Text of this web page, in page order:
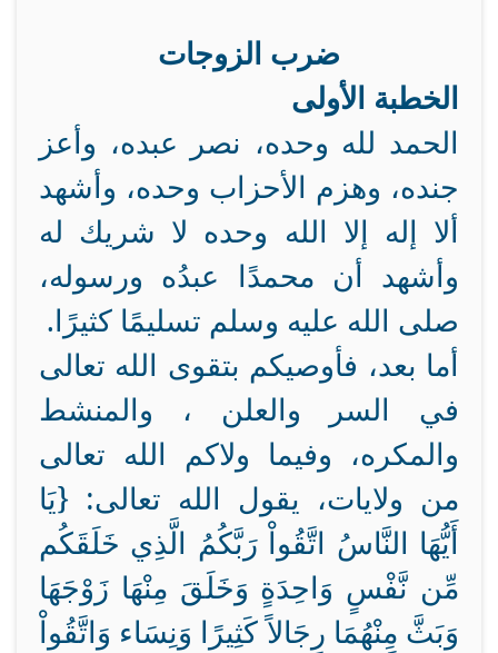
ضرب الزوجات
الخطبة الأولى
الحمد لله وحده، نصر عبده، وأعز
جنده، وهزم الأحزاب وحده، وأشهد
ألا إله إلا الله وحده لا شريك له
وأشهد أن محمدًا عبدُه ورسوله،
صلى الله عليه وسلم تسليمًا كثيرًا.
أما بعد، فأوصيكم بتقوى الله تعالى
في السر والعلن ، والمنشط
والمكره، وفيما ولاكم الله تعالى
من ولايات، يقول الله تعالى: {يَا
أَيُّهَا النَّاسُ اتَّقُواْ رَبَّكُمُ الَّذِي خَلَقَكُم
مِّن نَّفْسٍ وَاحِدَةٍ وَخَلَقَ مِنْهَا زَوْجَهَا
وَبَثَّ مِنْهُمَا رِجَالاً كَثِيرًا وَنِسَاء وَاتَّقُواْ